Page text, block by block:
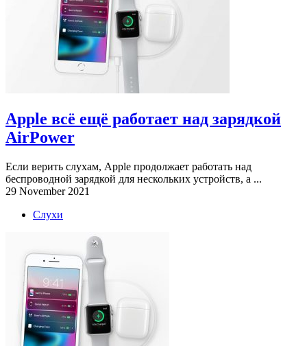
Apple всё ещё работает над зарядкой
AirPower
Если верить слухам, Apple продолжает работать над
беспроводной зарядкой для нескольких устройств, а ...
29 November 2021
Слухи